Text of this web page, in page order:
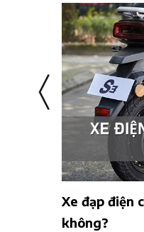
Xe đạp điện
không?